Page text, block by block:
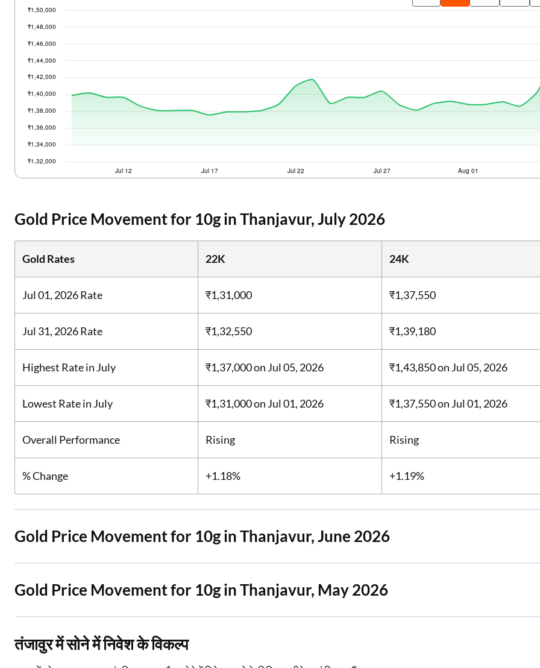
Gold Price Movement for 10g in Thanjavur, July 2026
Gold Rates 22K 24K
Jul 01, 2026 Rate ₹1,31,000 ₹1,37,550
Jul 31, 2026 Rate ₹1,32,550 ₹1,39,180
Highest Rate in July ₹1,37,000on Jul 05, 2026 ₹1,43,850on Jul 05, 2026
Lowest Rate in July ₹1,31,000on Jul 01, 2026 ₹1,37,550on Jul 01, 2026
Overall Performance Rising Rising
% Change +1.18% +1.19%
Gold Price Movement for 10g in Thanjavur, June 2026
Gold Price Movement for 10g in Thanjavur, May 2026
तंजावुर में सोने में निवेश के विकल्प